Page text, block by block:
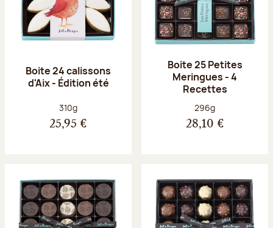
Boite 24 calissons
d'Aix - Édition été
Poids net :
310g
25,95 €
Boite 25 Petites
Meringues - 4
Recettes
Poids net :
296g
28,10 €